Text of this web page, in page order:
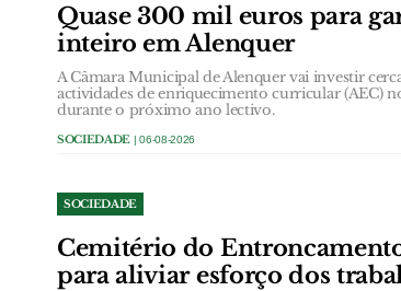
Quase 300 mil euros para
inteiro em Alenquer
A Câmara Municipal de Alenquer vai investir
actividades de enriquecimento curricular (AEC)
durante o próximo ano lectivo.
SOCIEDADE | 06-08-2026
SOCIEDADE
Cemitério do
para aliviar esforço dos